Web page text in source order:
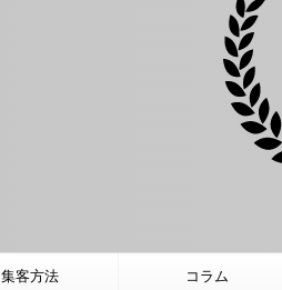
集客方法 コラム